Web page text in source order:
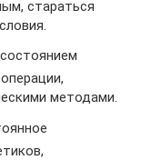
стараться
методами.